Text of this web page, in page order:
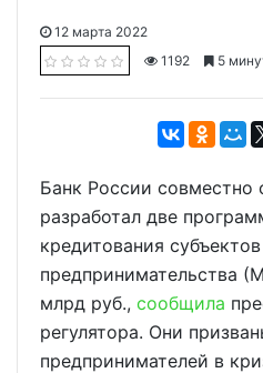
12 марта 2022
1192
5
Банк России совместно
разработал две
кредитования
предпринимательства
млрд руб., сообщила
регулятора. Они
предпринимателей в